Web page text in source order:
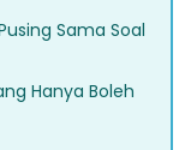
Sama Soal
Hanya Boleh